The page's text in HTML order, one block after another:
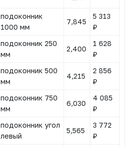
подоконник
1000 мм
7,845
5 313
₽
подоконник 250
мм
2,400
1 628
₽
подоконник 500
мм
4,215
2 856
₽
подоконник 750
мм
6,030
4 085
₽
подоконник угол
левый
5,565
3 772
₽